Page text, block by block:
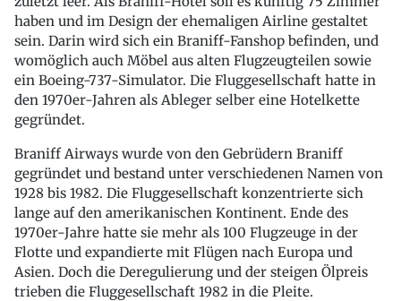
haben und im Design der ehemaligen Airline gestaltet
sein. Darin wird sich ein Braniff-Fanshop befinden, und
womöglich auch Möbel aus alten Flugzeugteilen sowie
ein Boeing-737-Simulator. Die Fluggesellschaft hatte in
den 1970er-Jahren als Ableger selber eine Hotelkette
gegründet.
Braniff Airways wurde von den Gebrüdern Braniff
gegründet und bestand unter verschiedenen Namen von
1928 bis 1982. Die Fluggesellschaft konzentrierte sich
lange auf den amerikanischen Kontinent. Ende des
1970er-Jahre hatte sie mehr als 100 Flugzeuge in der
Flotte und expandierte mit Flügen nach Europa und
Asien. Doch die Deregulierung und der steigen Ölpreis
trieben die Fluggesellschaft 1982 in die Pleite.